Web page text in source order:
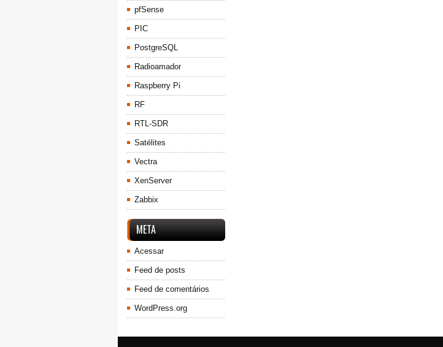
pfSense
PIC
PostgreSQL
Radioamador
Raspberry Pi
RF
RTL-SDR
Satélites
Vectra
XenServer
Zabbix
META
Acessar
Feed de posts
Feed de comentários
WordPress.org